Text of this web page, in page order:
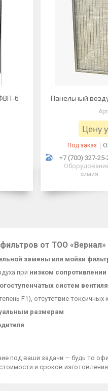
6 Панельный
Цену
Под заказ
+7 (700) 327-25-
химия
от ТОО «Вернал»
замены или мойки
при низком сопротивлении
систем
F1), отсутствие токсичных
размерам
под ваши задачи — будь то
и сроков